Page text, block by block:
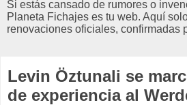
Si estás cansado de rumores o
Planeta Fichajes es tu web. Aquí
renovaciones oficiales, confirmadas
Levin Öztunali se
de experiencia al